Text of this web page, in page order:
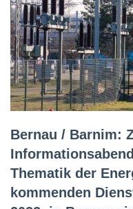
Bernau / Barnim:
Thematik der
kommenden